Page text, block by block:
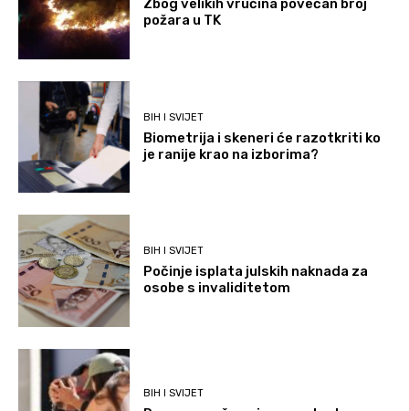
Zbog velikih vrućina povećan broj
požara u TK
BIH I SVIJET
Biometrija i skeneri će razotkriti ko
je ranije krao na izborima?
BIH I SVIJET
Počinje isplata julskih naknada za
osobe s invaliditetom
BIH I SVIJET